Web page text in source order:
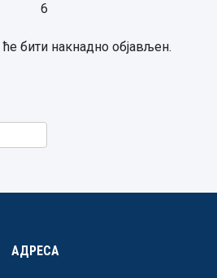
6
бити накнадно објављен.
АДРЕСА